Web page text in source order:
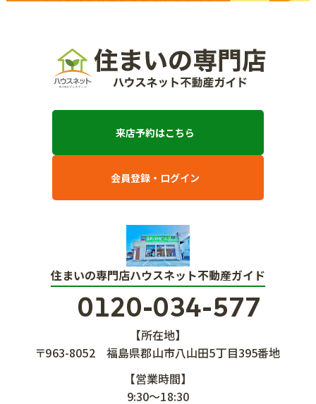
来店予約はこちら
会員登録・ログイン
住まいの専門店ハウスネット不動産ガイド
0120-034-577
【所在地】
〒963-8052
福島県郡山市八山田5丁目395番地
【営業時間】
9:30～18:30